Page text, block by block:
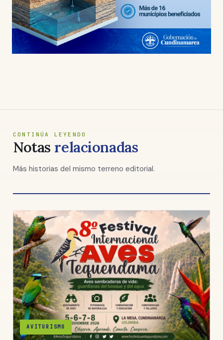
CONTINÚA LEYENDO
Notas relacionadas
Más historias del mismo terreno editorial.
AVITURISMO